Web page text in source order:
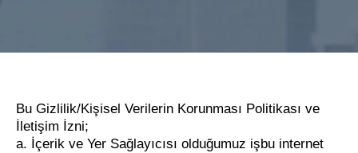
Bu Gizlilik/Kişisel Verilerin Korunması Politikası ve
İletişim İzni;
a. İçerik ve Yer Sağlayıcısı olduğumuz işbu internet